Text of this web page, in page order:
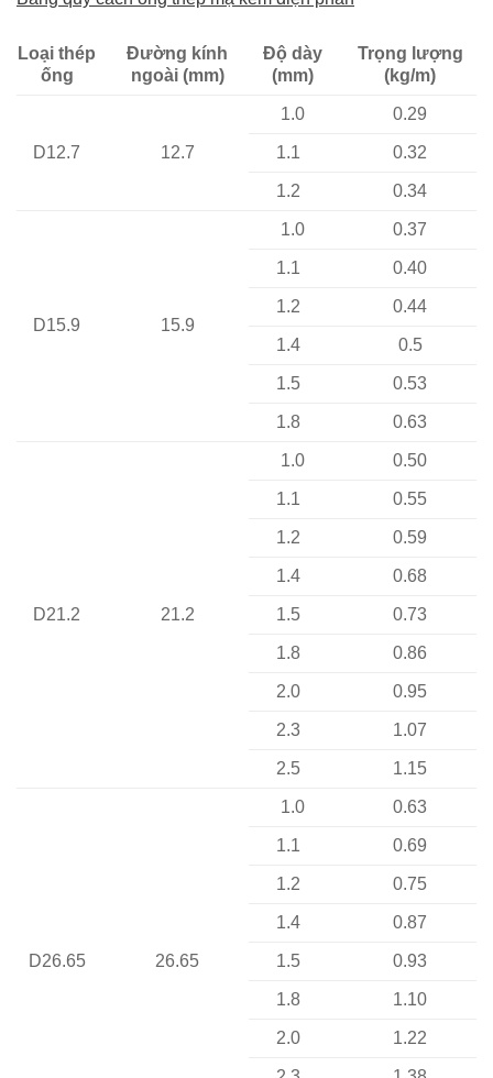
Loại thép
ống
Đường kính
ngoài (mm)
Độ dày
(mm)
Trọng lượng
(kg/m)
D12.7 12.7
1.0 0.29
1.1 0.32
1.2 0.34
D15.9 15.9
1.0 0.37
1.1 0.40
1.2 0.44
1.4 0.5
1.5 0.53
1.8 0.63
D21.2 21.2
1.0 0.50
1.1 0.55
1.2 0.59
1.4 0.68
1.5 0.73
1.8 0.86
2.0 0.95
2.3 1.07
2.5 1.15
D26.65 26.65
1.0 0.63
1.1 0.69
1.2 0.75
1.4 0.87
1.5 0.93
1.8 1.10
2.0 1.22